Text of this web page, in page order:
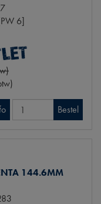
6]
Bestel
144.6MM